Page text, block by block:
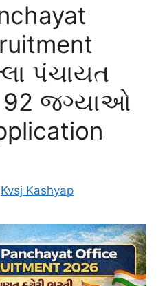
પંચાયત
92 જગ્યાઓ
Kvsj Kashyap